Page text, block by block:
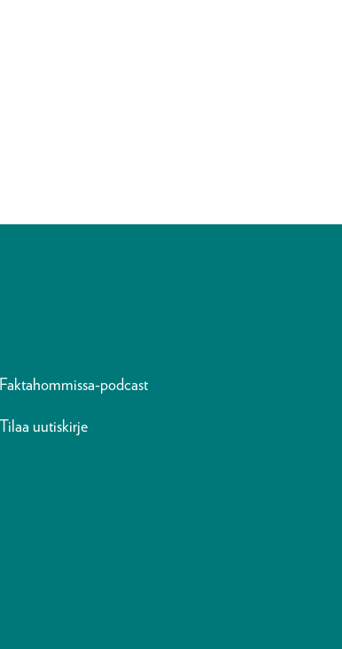
Faktahommissa-podcast
Tilaa uutiskirje